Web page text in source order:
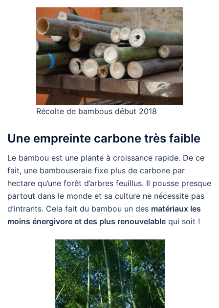
Récolte de bambous début 2018
Une empreinte carbone très faible
Le bambou est une plante à croissance rapide. De ce
fait, une bambouseraie fixe plus de carbone par
hectare qu’une forêt d’arbres feuillus. Il pousse presque
partout dans le monde et sa culture ne nécessite pas
d’intrants. Cela fait du bambou un des matériaux les
moins énergivore et des plus renouvelable qui soit !